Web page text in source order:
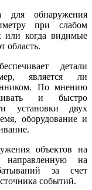
для обнаружения
при слабом
или когда видимые
область.
детали
является ли
По мнению
и быстро
установки двух
оборудование и
объектов на
направленную на
за счет
событий.